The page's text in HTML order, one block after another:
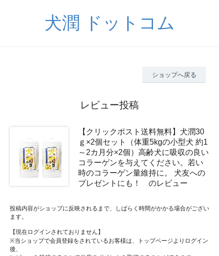
犬潤 ドットコム
ショップへ戻る
レビュー投稿
【クリックポスト送料無料】犬潤30
ｇ×2個セット（体重5kgの小型犬 約1
～2カ月分×2個）高齢犬に吸収の良い
コラーゲンを与えてください。若い
時のコラーゲン量維持に。 犬友への
プレゼントにも！ のレビュー
投稿内容がショップに反映されるまで、しばらく時間がかかる場合がござい
ます。
【現在ログインされておりません】
※当ショップで会員登録をされているお客様は、トップページよりログイン
後、